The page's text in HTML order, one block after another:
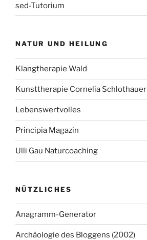
sed-Tutorium
NATUR UND HEILUNG
Klangtherapie Wald
Kunsttherapie Cornelia Schlothauer
Lebenswertvolles
Principia Magazin
Ulli Gau Naturcoaching
NÜTZLICHES
Anagramm-Generator
Archäologie des Bloggens (2002)